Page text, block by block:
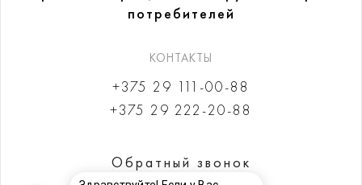
потребителей
КОНТАКТЫ
+375 29 111-00-88
+375 29 222-20-88
Обратный звонок